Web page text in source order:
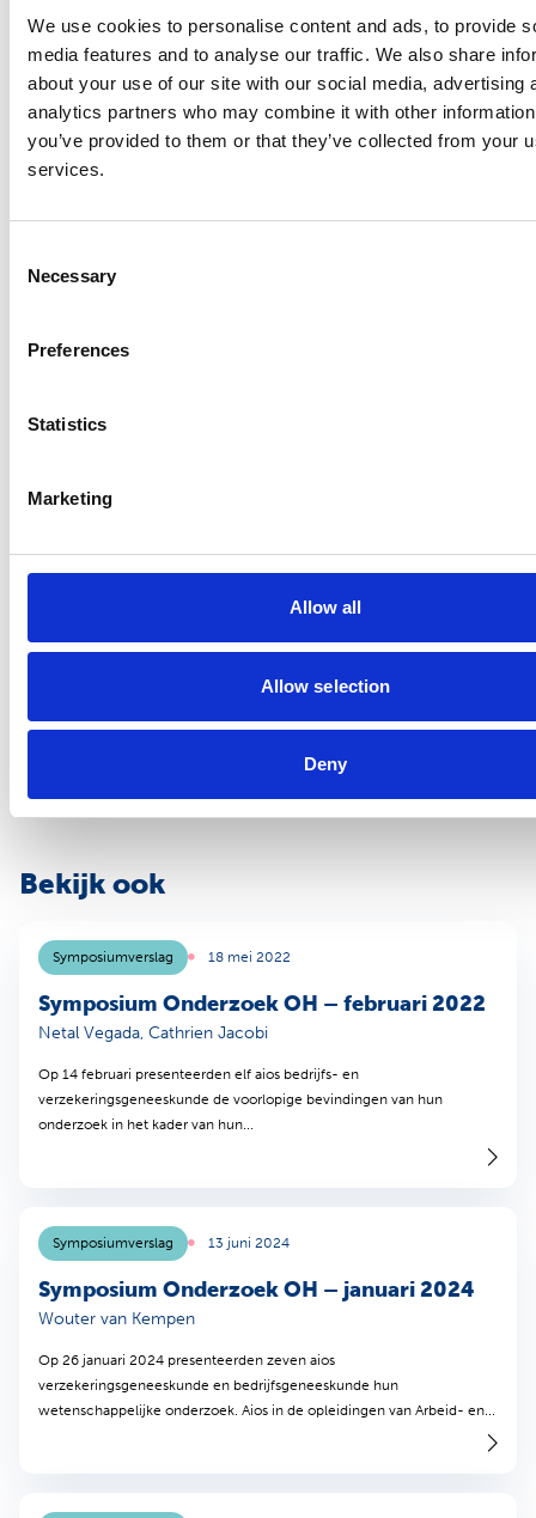
We use cookies to personalise content and ads, to provide
media features and to analyse our traffic. We also share
about your use of our site with our social media, advertising
analytics partners who may combine it with other
you’ve provided to them or that they’ve collected from your
services.
Selection
Necessary
Preferences
Statistics
Marketing
Allow all
Allow selection
Deny
krijgen van infectiepreventie.
RISICOPERCEPTIE VOOR PESTICIDEN
In haar kwalitatieve studie constateert Simone dat landbouwers
de gezondheidsrisico’s van pesticiden voor zichzelf laag
inschatten, ondanks langdurige blootstelling. Pesticiden zijn duur
van beleid zou landbouwers helpen om alternatieve keuzes te
consumptiegedrag weerspiegelt dit niet altijd. Risicoperceptie
AFSLUITING
breed scala aan benaderingen en inzichten die bijdragen aan
betere publieke gezondheidszorg. Opnieuw werd zichtbaar dat
gedragsverandering, beleid, communicatie en wetenschap hand
in hand moeten gaan, waarmee het belang van interdisciplinair
gezondheidsdomein wordt onderstreept.
Het volgende PH symposium onderzoeksresultaten staat
gepland voor maandag 1 december 2025.
Bekijk ook
Symposium Onderzoek OH – februari 2022
Netal Vegada, Cathrien Jacobi
Symposiumverslag 18 mei 2022
Op 14 februari presenteerden elf aios bedrijfs- en
verzekeringsgeneeskunde de voorlopige bevindingen van hun
onderzoek in het kader van hun...
Symposium Onderzoek OH – januari 2024
Wouter van Kempen
Symposiumverslag 13 juni 2024
Op 26 januari 2024 presenteerden zeven aios
verzekeringsgeneeskunde en bedrijfsgeneeskunde hun
wetenschappelijke onderzoek. Aios in de opleidingen van Arbeid- en...